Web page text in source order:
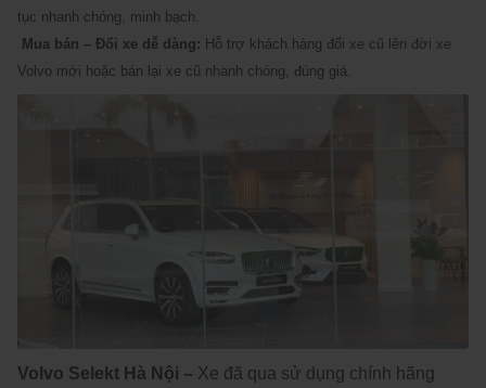
tục nhanh chóng, minh bạch.
Mua bán – Đổi xe dễ dàng: Hỗ trợ khách hàng đổi xe cũ lên đời xe
Volvo mới hoặc bán lại xe cũ nhanh chóng, đúng giá.
Volvo Selekt Hà Nội – Xe đã qua sử dụng chính hãng